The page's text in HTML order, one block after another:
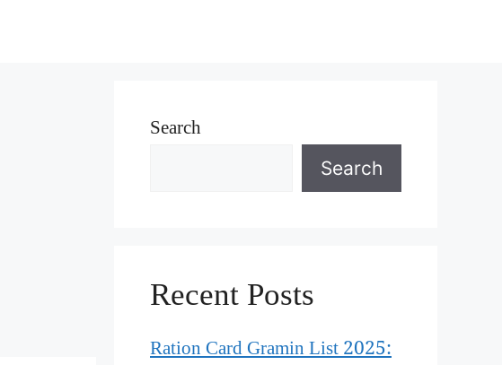
Search
Search
Recent Posts
Ration Card Gramin List 2025: